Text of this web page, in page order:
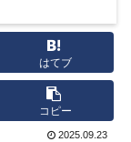
はてブ
コピー
2025.09.23